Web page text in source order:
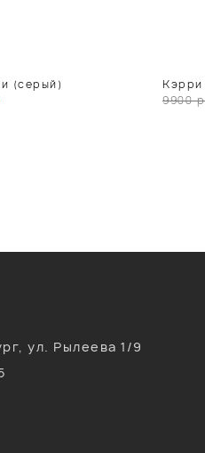
(серый)
Кэрри
9900
ул. Рылеева 1/9